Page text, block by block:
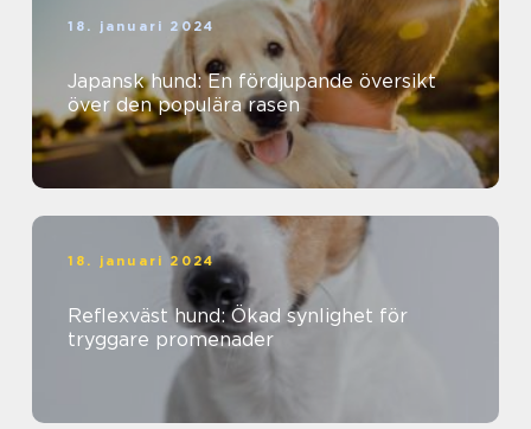
18. januari 2024
Japansk hund: En fördjupande översikt
över den populära rasen
18. januari 2024
Reflexväst hund: Ökad synlighet för
tryggare promenader